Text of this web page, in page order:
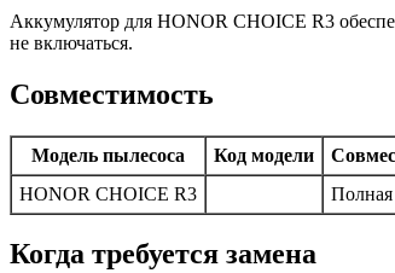
Аккумулятор для HONOR CHOICE R3
не включаться.
Совместимость
Модель пылесоса Код модели
HONOR CHOICE R3
Полная
Когда требуется замена